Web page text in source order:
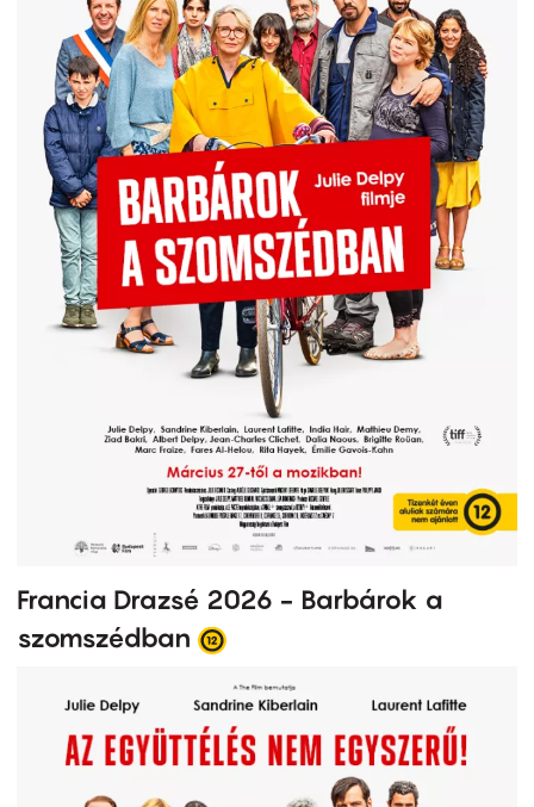
Francia Drazsé 2026 - Barbárok a
szomszédban